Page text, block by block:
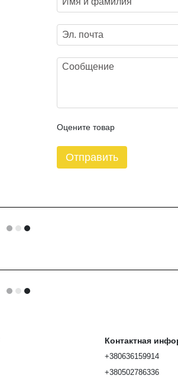
Оцените товар
Отправить
Контактная
+380636159914
+380502786336